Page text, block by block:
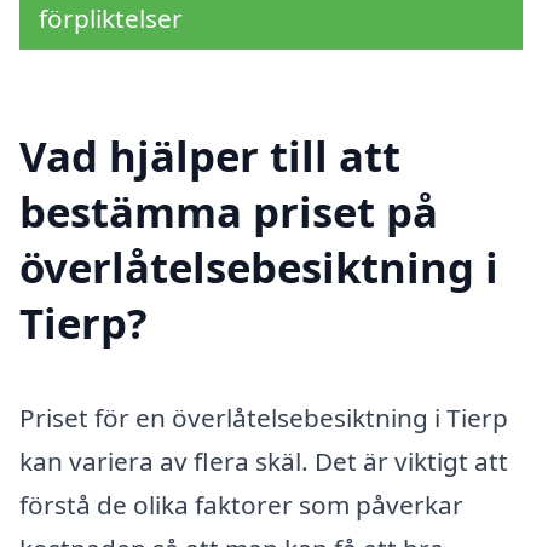
förpliktelser
Vad hjälper till att
bestämma priset på
överlåtelsebesiktning i
Tierp?
Priset för en överlåtelsebesiktning i Tierp
kan variera av flera skäl. Det är viktigt att
förstå de olika faktorer som påverkar